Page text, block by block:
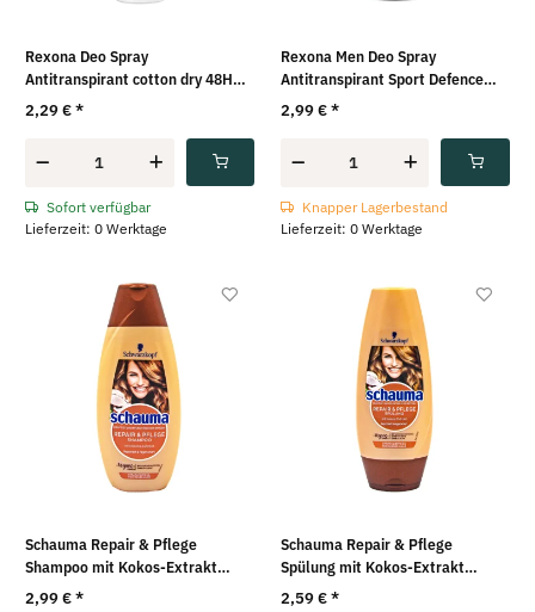
Rexona Deo Spray
Antitranspirant cotton dry 48H
(150ml)
2,29 €*
Sofort verfügbar
Lieferzeit: 0 Werktage
Rexona Men Deo Spray
Antitranspirant Sport Defence
48H (150ml)
2,99 €*
Knapper Lagerbestand
Lieferzeit: 0 Werktage
Schauma Repair & Pflege
Shampoo mit Kokos-Extrakt
(400ml)
2,99 €*
Schauma Repair & Pflege
Spülung mit Kokos-Extrakt
(220ml)
2,59 €*